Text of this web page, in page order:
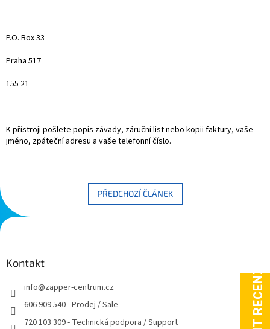
P.O. Box 33
Praha 517
155 21
K přístroji pošlete popis závady, záruční list nebo kopii faktury, vaše
jméno, zpáteční adresu a vaše telefonní číslo.
PŘEDCHOZÍ ČLÁNEK
Z
á
Kontakt
info@zapper-centrum.cz
606 909 540 - Prodej / Sale
720 103 309 - Technická podpora / Support